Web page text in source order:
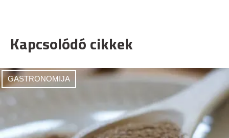
Kapcsolódó cikkek
GASTRONOMIJA